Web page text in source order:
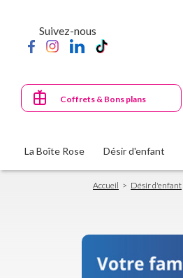
principal
Suivez-nous
Coffrets & Bons plans
La Boîte Rose Désir d'enfant
Fil
d'Ariane
Accueil Désir d'enfant